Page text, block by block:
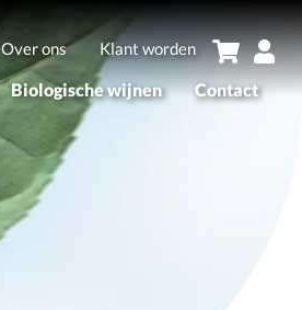
Over ons Klant worden
Biologische wijnen
Assortiment
Merken
Contact